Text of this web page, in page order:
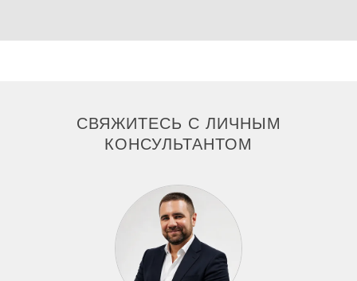
СВЯЖИТЕСЬ С ЛИЧНЫМ
КОНСУЛЬТАНТОМ